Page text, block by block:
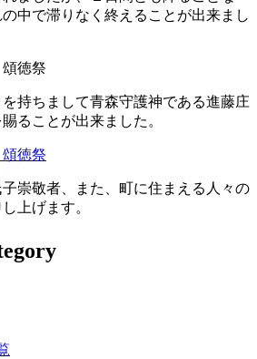
中で滞りなく終えることが出来まし
持ちまして青森守護神である進藤庄
ることが出来ました。
崇敬者、また、町に住まえる人々の
上げます。